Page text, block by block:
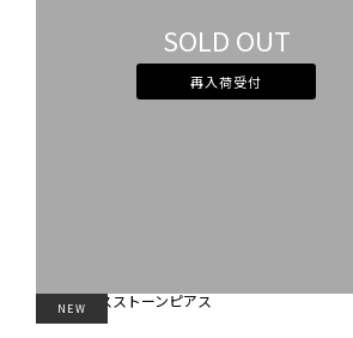
SOLD OUT
再入荷受付
NEW